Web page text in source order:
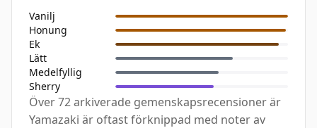
Vanilj
Honung
Ek
Lätt
Medelfyllig
Sherry
Över 72 arkiverade gemenskapsrecensioner är
Yamazaki är oftast förknippad med noter av